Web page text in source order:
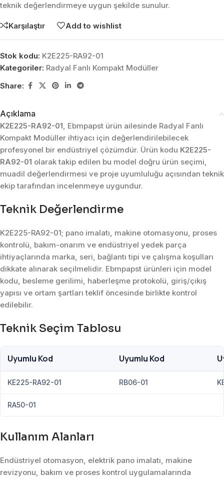
teknik değerlendirmeye uygun şekilde sunulur.
Karşılaştır Add to wishlist
Stok kodu: K2E225-RA92-01
Kategoriler: Radyal Fanlı Kompakt Modüller
Share:
Açıklama
K2E225-RA92-01, Ebmpapst ürün ailesinde Radyal Fanlı
Kompakt Modüller ihtiyacı için değerlendirilebilecek
profesyonel bir endüstriyel çözümdür. Ürün kodu K2E225-
RA92-01 olarak takip edilen bu model doğru ürün seçimi,
muadil değerlendirmesi ve proje uyumluluğu açısından teknik
ekip tarafından incelenmeye uygundur.
Teknik Değerlendirme
K2E225-RA92-01; pano imalatı, makine otomasyonu, proses
kontrolü, bakım-onarım ve endüstriyel yedek parça
ihtiyaçlarında marka, seri, bağlantı tipi ve çalışma koşulları
dikkate alınarak seçilmelidir. Ebmpapst ürünleri için model
kodu, besleme gerilimi, haberleşme protokolü, giriş/çıkış
yapısı ve ortam şartları teklif öncesinde birlikte kontrol
edilebilir.
Teknik Seçim Tablosu
Uyumlu Kod Uyumlu Kod
KE225-RA92-01 RB06-01
RA50-01
Kullanım Alanları
Endüstriyel otomasyon, elektrik pano imalatı, makine
revizyonu, bakım ve proses kontrol uygulamalarında